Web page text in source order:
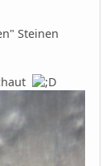
Steinen